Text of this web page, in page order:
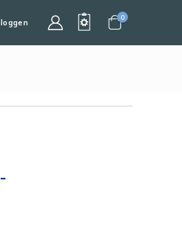
Cart
0